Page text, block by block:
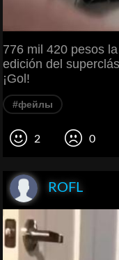
776 mil 420 pesos
edición del
¡Gol!
#фейлы
2 0
ROFL